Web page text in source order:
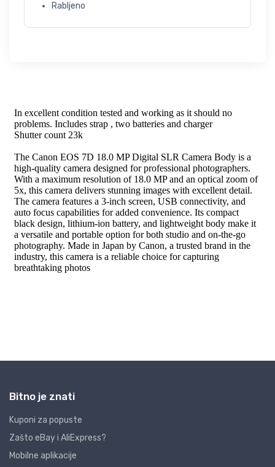
Rabljeno
Bitno je znati
Kuponi za popuste
Zašto eBay i AliExpress?
Mobilne aplikacije